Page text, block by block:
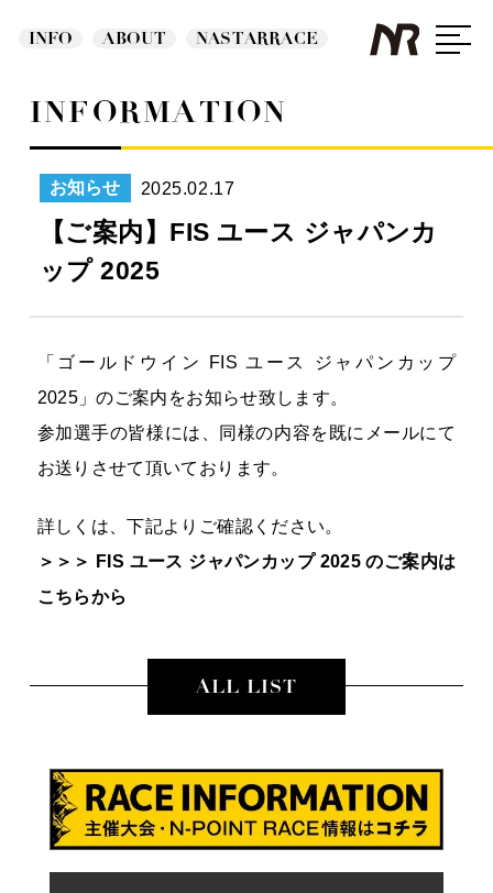
INFO ABOUT NASTARRACE
INFORMATION
お知らせ 2025.02.17
【ご案内】FIS ユース ジャパンカ
ップ 2025
「ゴールドウイン FIS ユース ジャパンカップ
2025」のご案内をお知らせ致します。
参加選手の皆様には、同様の内容を既にメールにて
お送りさせて頂いております。
詳しくは、下記よりご確認ください。
＞＞＞ FIS ユース ジャパンカップ 2025 のご案内は
こちらから
ALL LIST